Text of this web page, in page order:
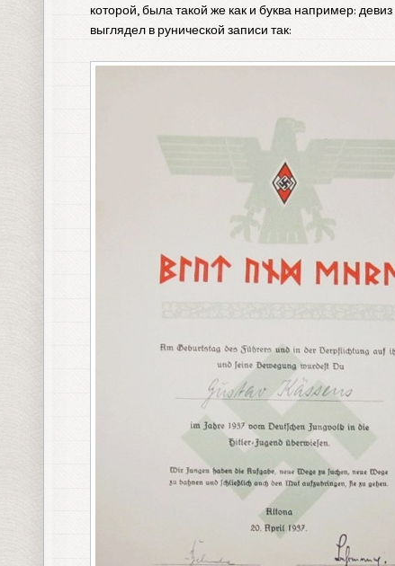
которой, была такой же как и буква например: девиз
выглядел в рунической записи так: